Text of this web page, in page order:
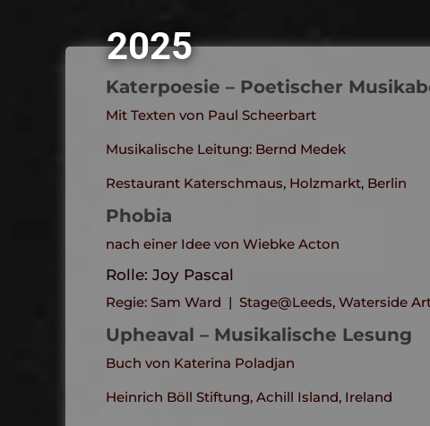
2025
Katerpoesie – Poetischer
Mit Texten von Paul Scheerbart
Musikalische Leitung: Bernd Medek
Restaurant Katerschmaus, Holzmarkt, Berlin
Phobia
nach einer Idee von Wiebke Acton
Rolle: Joy Pascal
Regie: Sam Ward | Stage@Leeds, Waterside
Upheaval – Musikalische Lesung
Buch von Katerina Poladjan
Heinrich Böll Stiftung, Achill Island, Ireland